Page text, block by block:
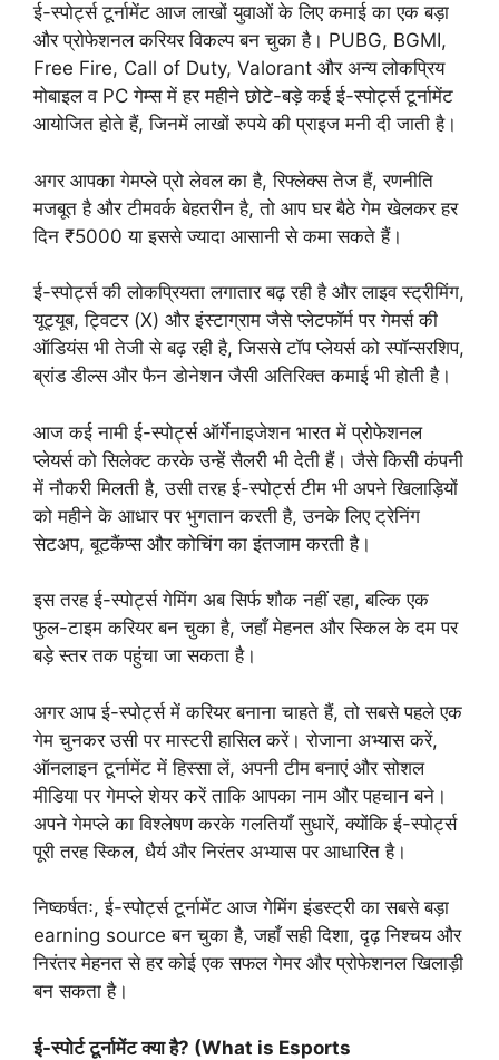
ई-स्पोर्ट्स टूर्नामेंट आज लाखों युवाओं के लिए कमाई का एक बड़ा
और प्रोफेशनल करियर विकल्प बन चुका है। PUBG, BGMI,
Free Fire, Call of Duty, Valorant और अन्य लोकप्रिय
मोबाइल व PC गेम्स में हर महीने छोटे-बड़े कई ई-स्पोर्ट्स टूर्नामेंट
आयोजित होते हैं, जिनमें लाखों रुपये की प्राइज मनी दी जाती है।
अगर आपका गेमप्ले प्रो लेवल का है, रिफ्लेक्स तेज हैं, रणनीति
मजबूत है और टीमवर्क बेहतरीन है, तो आप घर बैठे गेम खेलकर हर
दिन ₹5000 या इससे ज्यादा आसानी से कमा सकते हैं।
ई-स्पोर्ट्स की लोकप्रियता लगातार बढ़ रही है और लाइव स्ट्रीमिंग,
यूट्यूब, ट्विटर (X) और इंस्टाग्राम जैसे प्लेटफॉर्म पर गेमर्स की
ऑडियंस भी तेजी से बढ़ रही है, जिससे टॉप प्लेयर्स को स्पॉन्सरशिप,
ब्रांड डील्स और फैन डोनेशन जैसी अतिरिक्त कमाई भी होती है।
आज कई नामी ई-स्पोर्ट्स ऑर्गेनाइजेशन भारत में प्रोफेशनल
प्लेयर्स को सिलेक्ट करके उन्हें सैलरी भी देती हैं। जैसे किसी कंपनी
में नौकरी मिलती है, उसी तरह ई-स्पोर्ट्स टीम भी अपने खिलाड़ियों
को महीने के आधार पर भुगतान करती है, उनके लिए ट्रेनिंग
सेटअप, बूटकैंप्स और कोचिंग का इंतजाम करती है।
इस तरह ई-स्पोर्ट्स गेमिंग अब सिर्फ शौक नहीं रहा, बल्कि एक
फुल-टाइम करियर बन चुका है, जहाँ मेहनत और स्किल के दम पर
बड़े स्तर तक पहुंचा जा सकता है।
अगर आप ई-स्पोर्ट्स में करियर बनाना चाहते हैं, तो सबसे पहले एक
गेम चुनकर उसी पर मास्टरी हासिल करें। रोजाना अभ्यास करें,
ऑनलाइन टूर्नामेंट में हिस्सा लें, अपनी टीम बनाएं और सोशल
मीडिया पर गेमप्ले शेयर करें ताकि आपका नाम और पहचान बने।
अपने गेमप्ले का विश्लेषण करके गलतियाँ सुधारें, क्योंकि ई-स्पोर्ट्स
पूरी तरह स्किल, धैर्य और निरंतर अभ्यास पर आधारित है।
निष्कर्षतः, ई-स्पोर्ट्स टूर्नामेंट आज गेमिंग इंडस्ट्री का सबसे बड़ा
earning source बन चुका है, जहाँ सही दिशा, दृढ़ निश्चय और
निरंतर मेहनत से हर कोई एक सफल गेमर और प्रोफेशनल खिलाड़ी
बन सकता है।
ई-स्पोर्ट टूर्नामेंट क्या है? (What is Esports